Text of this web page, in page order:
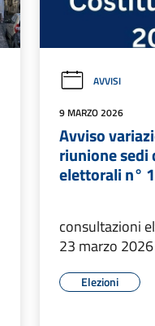
AVVISI
9 MARZO 2026
Avviso
riunione sedi
elettorali n°
consultazioni
23 marzo 2026
Elezioni